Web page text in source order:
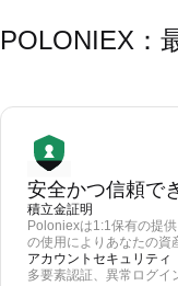
POLONIEX：
安全かつ信頼で
積立金証明
Poloniexは1:1保有の提
の使用によりあなたの資
アカウントセキュリティ
多要素認証、異常ログイ